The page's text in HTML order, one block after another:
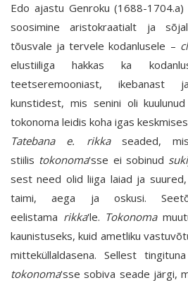
Edo ajastu Genroku (1688-
soosimine aristokraatialt ja
tõusvale ja tervele kodanlusele –
elustiiliga hakkas ka
teetseremooniast,
kunstidest, mis senini oli
tokonoma leidis koha igas
Tatebana e. rikkaseaded,
stiilis tokonoma'sse ei sobinud
sest need olid liiga laiad ja
taimi, aega ja oskusi.
eelistama rikka'le. Tokonoma
kaunistuseks, kuid ametliku
mitteküllaldasena. Sellest
tokonoma'sse sobiva seade järgi,